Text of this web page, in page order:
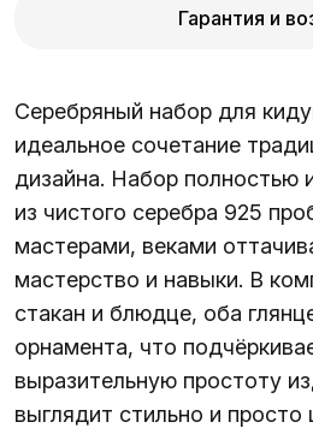
Гарантия и
Серебряный набор для
идеальное сочетание
дизайна. Набор полностью
из чистого серебра 925
мастерами, веками
мастерство и навыки. В
стакан и блюдце, оба
орнамента, что
выразительную простоту
выглядит стильно и просто